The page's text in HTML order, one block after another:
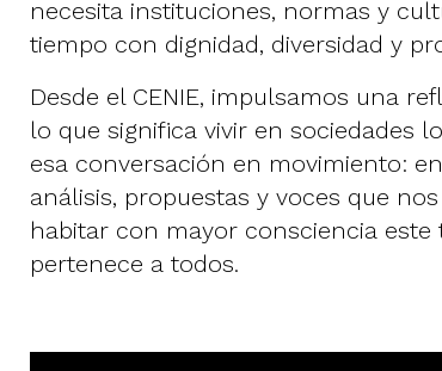
necesita instituciones, normas y
tiempo con dignidad, diversidad y
Desde el CENIE, impulsamos una
lo que significa vivir en sociedades
esa conversación en movimiento:
análisis, propuestas y voces que
habitar con mayor consciencia
pertenece a todos.